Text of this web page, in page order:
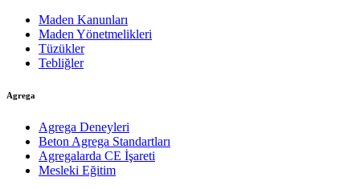
Maden Kanunları
Maden Yönetmelikleri
Tüzükler
Tebliğler
Agrega
Agrega Deneyleri
Beton Agrega Standartları
Agregalarda CE İşareti
Mesleki Eğitim